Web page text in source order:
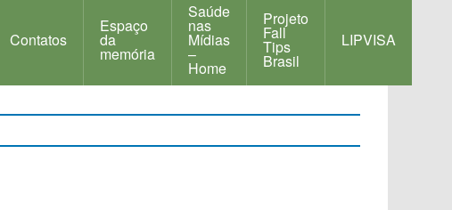
Contatos
Espaço
da
memória
Saúde
nas
Mídias
–
Home
Projeto
Fall
Tips
Brasil
LIPVISA